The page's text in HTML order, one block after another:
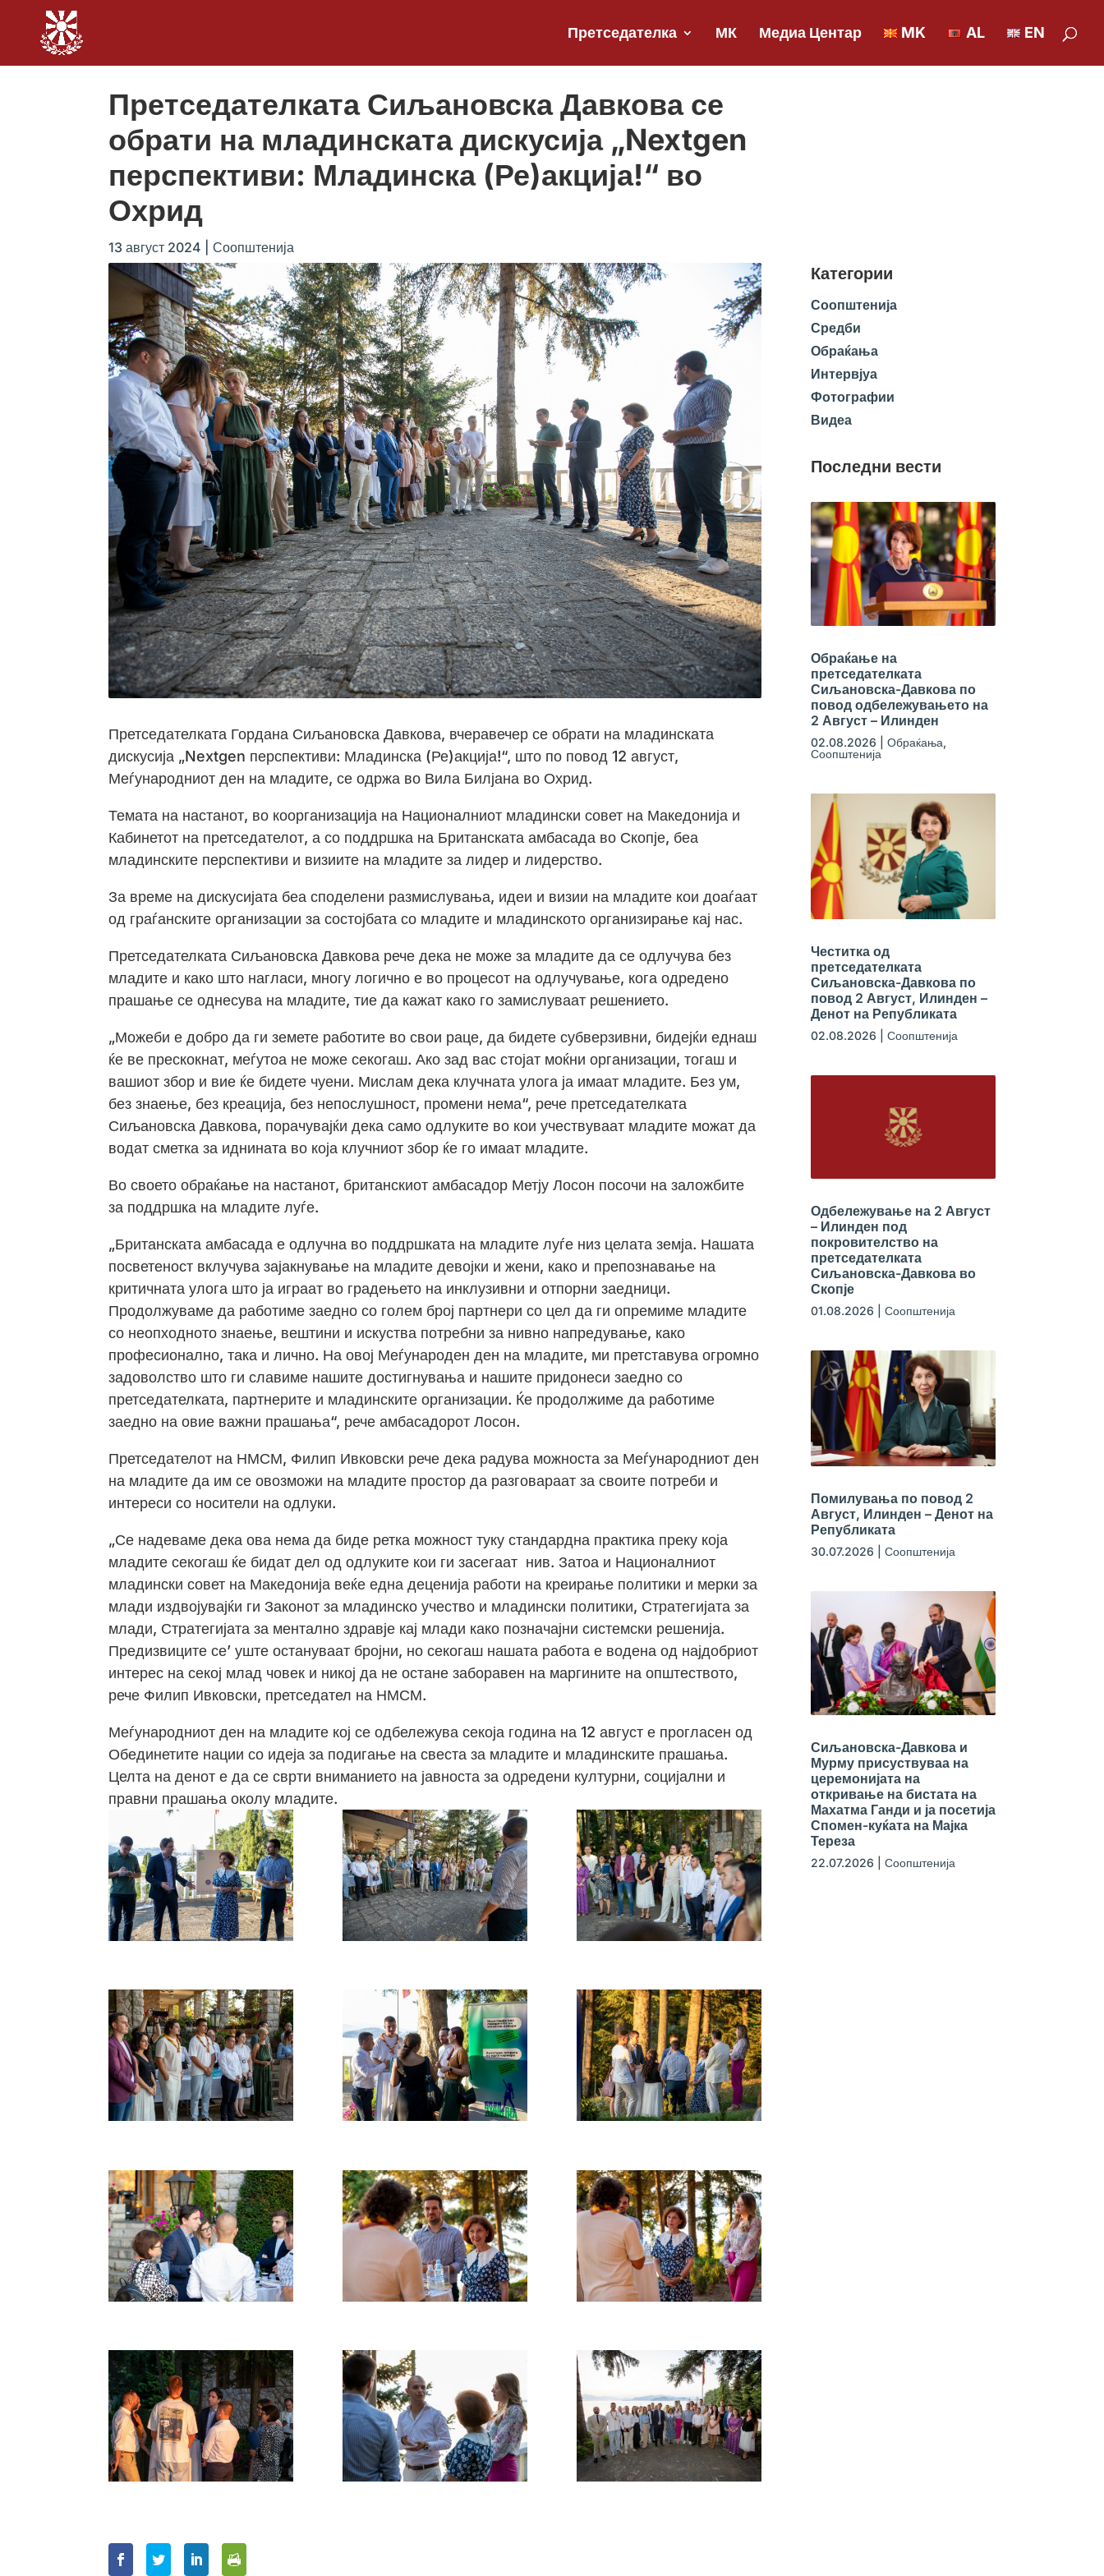
Претседателка МК Медиа Центар MK AL EN
Претседателката Сиљановска Давкова се
обрати на младинската дискусија „Nextgen
перспективи: Младинска (Ре)акција!“ во
Охрид
13 август 2024 Соопштенија
Претседателката Гордана Сиљановска Давкова, вчеравечер се обрати на младинската
дискусија „Nextgen перспективи: Младинска (Ре)акција!“, што по повод 12 август,
Меѓународниот ден на младите, се одржа во Вила Билјана во Охрид.
Темата на настанот, во коорганизација на Националниот младински совет на Македонија и
Кабинетот на претседателот, а со поддршка на Британската амбасада во Скопје, беа
младинските перспективи и визиите на младите за лидер и лидерство.
За време на дискусијата беа споделени размислувања, идеи и визии на младите кои доаѓаат
од граѓанските организации за состојбата со младите и младинското организирање кај нас.
Претседателката Сиљановска Давкова рече дека не може за младите да се одлучува без
младите и како што нагласи, многу логично е во процесот на одлучување, кога одредено
прашање се однесува на младите, тие да кажат како го замислуваат решението.
„Можеби е добро да ги земете работите во свои раце, да бидете субверзивни, бидејќи еднаш
ќе ве прескокнат, меѓутоа не може секогаш. Ако зад вас стојат моќни организации, тогаш и
вашиот збор и вие ќе бидете чуени. Мислам дека клучната улога ја имаат младите. Без ум,
без знаење, без креација, без непослушност, промени нема“, рече претседателката
Сиљановска Давкова, порачувајќи дека само одлуките во кои учествуваат младите можат да
водат сметка за иднината во која клучниот збор ќе го имаат младите.
Во своето обраќање на настанот, британскиот амбасадор Метју Лосон посочи на заложбите
за поддршка на младите луѓе.
„Британската амбасада е одлучна во поддршката на младите луѓе низ целата земја. Нашата
посветеност вклучува зајакнување на младите девојки и жени, како и препознавање на
критичната улога што ја играат во градењето на инклузивни и отпорни заедници.
Продолжуваме да работиме заедно со голем број партнери со цел да ги опремиме младите
со неопходното знаење, вештини и искуства потребни за нивно напредување, како
професионално, така и лично. На овој Меѓународен ден на младите, ми претставува огромно
задоволство што ги славиме нашите достигнувања и нашите придонеси заедно со
претседателката, партнерите и младинските организации. Ќе продолжиме да работиме
заедно на овие важни прашања“, рече амбасадорот Лосон.
Претседателот на НМСМ, Филип Ивковски рече дека радува можноста за Меѓународниот ден
на младите да им се овозможи на младите простор да разговараат за своите потреби и
интереси со носители на одлуки.
„Се надеваме дека ова нема да биде ретка можност туку стандардна практика преку која
младите секогаш ќе бидат дел од одлуките кои ги засегаат нив. Затоа и Националниот
младински совет на Македонија веќе една деценија работи на креирање политики и мерки за
млади издвојувајќи ги Законот за младинско учество и младински политики, Стратегијата за
млади, Стратегијата за ментално здравје кај млади како позначајни системски решенија.
Предизвиците се’ уште остануваат бројни, но секогаш нашата работа е водена од најдобриот
интерес на секој млад човек и никој да не остане заборавен на маргините на општеството,
рече Филип Ивковски, претседател на НМСМ.
Меѓународниот ден на младите кој се одбележува секоја година на 12 август е прогласен од
Обединетите нации со идеја за подигање на свеста за младите и младинските прашања.
Целта на денот е да се сврти вниманието на јавноста за одредени културни, социјални и
правни прашања околу младите.
Категории
Соопштенија
Средби
Обраќања
Интервјуа
Фотографии
Видеа
Последни вести
Обраќање на
претседателката
Сиљановска-Давкова по
повод одбележувањето на
2 Август – Илинден
02.08.2026 Обраќања,
Соопштенија
Честитка од
претседателката
Сиљановска-Давкова по
повод 2 Август, Илинден –
Денот на Републиката
02.08.2026 Соопштенија
Одбележување на 2 Август
– Илинден под
покровителство на
претседателката
Сиљановска-Давкова во
Скопје
01.08.2026 Соопштенија
Помилувања по повод 2
Август, Илинден – Денот на
Републиката
30.07.2026 Соопштенија
Сиљановска-Давкова и
Мурму присуствуваа на
церемонијата на
откривање на бистата на
Махатма Ганди и ја посетија
Спомен-куќата на Мајка
Тереза
22.07.2026 Соопштенија